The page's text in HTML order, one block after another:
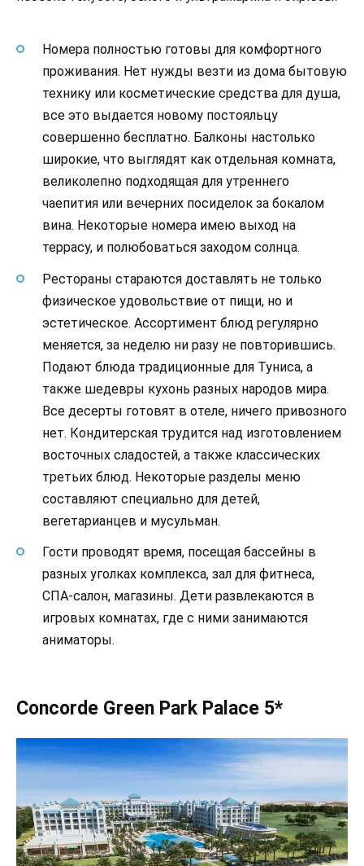
Номера полностью готовы для комфортного
проживания. Нет нужды везти из дома бытовую
технику или косметические средства для душа,
все это выдается новому постояльцу
совершенно бесплатно. Балконы настолько
широкие, что выглядят как отдельная комната,
великолепно подходящая для утреннего
чаепития или вечерних посиделок за бокалом
вина. Некоторые номера имею выход на
террасу, и полюбоваться заходом солнца.
Рестораны стараются доставлять не только
физическое удовольствие от пищи, но и
эстетическое. Ассортимент блюд регулярно
меняется, за неделю ни разу не повторившись.
Подают блюда традиционные для Туниса, а
также шедевры кухонь разных народов мира.
Все десерты готовят в отеле, ничего привозного
нет. Кондитерская трудится над изготовлением
восточных сладостей, а также классических
третьих блюд. Некоторые разделы меню
составляют специально для детей,
вегетарианцев и мусульман.
Гости проводят время, посещая бассейны в
разных уголках комплекса, зал для фитнеса,
СПА-салон, магазины. Дети развлекаются в
игровых комнатах, где с ними занимаются
аниматоры.
Concorde Green Park Palace 5*